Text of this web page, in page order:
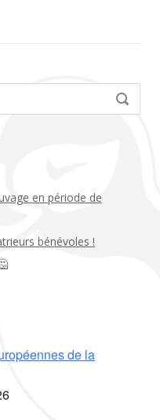
SEARCH
en période de
bénévoles !
de la